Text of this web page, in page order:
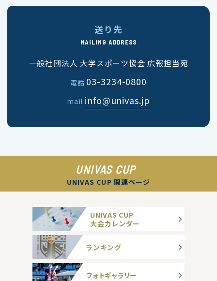
送り先
MAILING ADDRESS
一般社団法人 大学スポーツ協会 広報担当宛
電話 03-3234-0800
mail info@univas.jp
UNIVAS CUP
UNIVAS CUP 関連ページ
UNIVAS CUP
大会カレンダー
ランキング
フォトギャラリー